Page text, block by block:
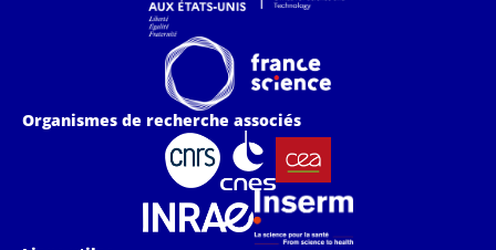
Organismes de recherche associés